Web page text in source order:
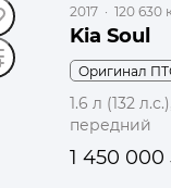
2017 · 120 630
Kia Soul
Оригинал
1.6 л (132
передний
1 450 000